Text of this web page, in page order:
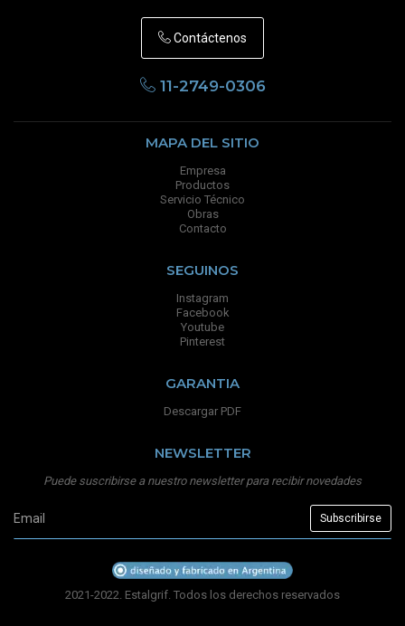
Contáctenos
11-2749-0306
MAPA DEL SITIO
Empresa
Productos
Servicio Técnico
Obras
Contacto
SEGUINOS
Instagram
Facebook
Youtube
Pinterest
GARANTIA
Descargar PDF
NEWSLETTER
Puede suscribirse a nuestro newsletter para recibir novedades
2021-2022. Estalgrif. Todos los derechos reservados